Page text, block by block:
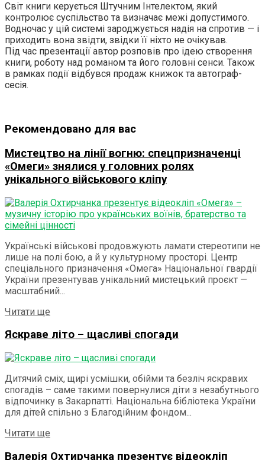
Світ книги керується Штучним Інтелектом, який
контролює суспільство та визначає межі допустимого.
Водночас у цій системі зароджується надія на спротив — і
приходить вона звідти, звідки її ніхто не очікував.
Під час презентації автор розповів про ідею створення
книги, роботу над романом та його головні сенси. Також
в рамках події відбувся продаж книжок та автограф-
сесія.
Рекомендовано для вас
Мистецтво на лінії вогню: спецпризначенці
«Омеги» знялися у головних ролях
унікального військового кліпу
Українські військові продовжують ламати стереотипи не
лише на полі бою, а й у культурному просторі. Центр
спеціального призначення «Омега» Національної гвардії
України презентував унікальний мистецький проєкт —
масштабний...
Читати ще
Яскраве літо – щасливі спогади
Дитячий сміх, щирі усмішки, обійми та безліч яскравих
спогадів – саме такими повернулися діти з незабутнього
відпочинку в Закарпатті. Національна бібліотека України
для дітей спільно з Благодійним фондом...
Читати ще
Валерія Охтирчанка презентує відеокліп